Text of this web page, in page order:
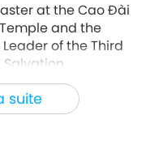
suite
at the Cao Đài
and the
of the Third
Salvation
2026-05-04